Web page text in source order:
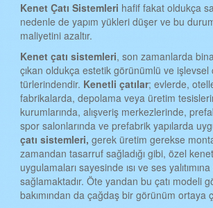
Kenet Çatı Sistemleri hafif fakat oldukça
nedenle de yapım yükleri düşer ve bu
maliyetini azaltır.
Kenet çatı sistemleri, son zamanlarda
çıkan oldukça estetik görünümlü ve işlevsel
türlerindendir. Kenetli çatılar; evlerde,
fabrikalarda, depolama veya üretim
kurumlarında, alışveriş merkezlerinde,
spor salonlarında ve prefabrik yapılarda
çatı sistemleri,gerek üretim gerekse
zamandan tasarruf sağladığı gibi, özel
uygulamaları sayesinde ısı ve ses
sağlamaktadır. Öte yandan bu çatı modeli
bakımından da çağdaş bir görünüm ortaya